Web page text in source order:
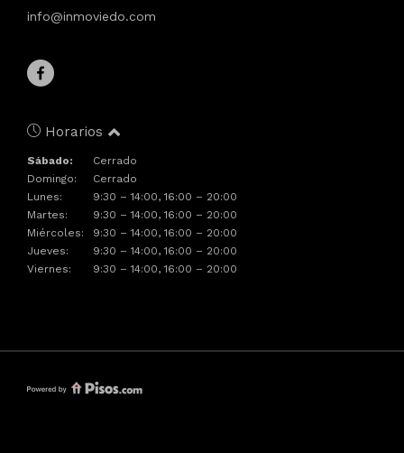
info@inmoviedo.com
Horarios
Sábado:
Cerrado
Domingo:
Cerrado
Lunes:
9:30 – 14:00, 16:00 – 20:00
Martes:
9:30 – 14:00, 16:00 – 20:00
Miércoles:
9:30 – 14:00, 16:00 – 20:00
Jueves:
9:30 – 14:00, 16:00 – 20:00
Viernes:
9:30 – 14:00, 16:00 – 20:00